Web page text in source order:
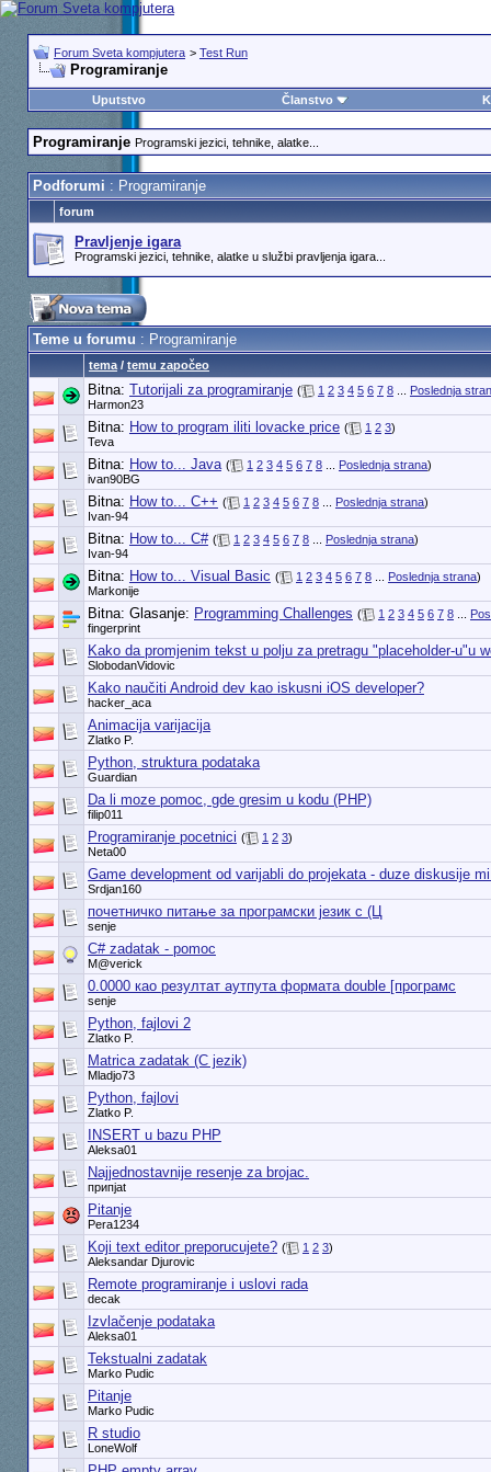
Forum Sveta kompjutera > Test Run
Programiranje
Uputstvo Članstvo
Programiranje Programski jezici, tehnike, alatke...
Podforumi : Programiranje
forum
Pravljenje igara
Programski jezici, tehnike, alatke u službi pravljenja igara...
Teme u forumu: Programiranje
tema/ temu započeo
Bitna: Tutorijali za programiranje ( 1 2 3 4 5 6 7 8... Poslednja
Harmon23
Bitna: How to program iliti lovacke price ( 1 2 3)
Teva
Bitna: How to... Java ( 1 2 3 4 5 6 7 8... Poslednja strana)
ivan90BG
Bitna: How to... C++ ( 1 2 3 4 5 6 7 8... Poslednja strana)
Ivan-94
Bitna: How to... C# ( 1 2 3 4 5 6 7 8... Poslednja strana)
Ivan-94
Bitna: How to... Visual Basic ( 1 2 3 4 5 6 7 8... Poslednja strana)
Markonije
Bitna: Glasanje: Programming Challenges ( 1 2 3 4 5 6 7 8...
fingerprint
Kako da promjenim tekst u polju za pretragu "placeholder-u"u
SlobodanVidovic
Kako naučiti Android dev kao iskusni iOS developer?
hacker_aca
Animacija varijacija
Zlatko P.
Python, struktura podataka
Guardian
Da li moze pomoc, gde gresim u kodu (PHP)
filip011
Programiranje pocetnici ( 1 2 3)
Neta00
Game development od varijabli do projekata - duze diskusije
Srdjan160
почетничко питање за програмски језик c (Ц
senje
C# zadatak - pomoc
M@verick
0.0000 као резултат аутпута формата double [програмс
senje
Python, fajlovi 2
Zlatko P.
Matrica zadatak (C jezik)
Mladjo73
Python, fajlovi
Zlatko P.
INSERT u bazu PHP
Aleksa01
Najjednostavnije resenje za brojac.
припjat
Pitanje
Pera1234
Koji text editor preporucujete? ( 1 2 3)
Aleksandar Djurovic
Remote programiranje i uslovi rada
decak
Izvlačenje podataka
Aleksa01
Tekstualni zadatak
Marko Pudic
Pitanje
Marko Pudic
R studio
LoneWolf